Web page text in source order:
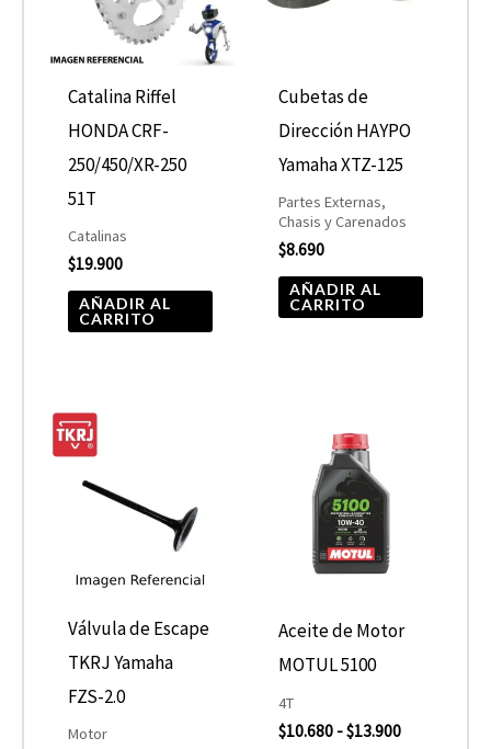
Catalina Riffel
HONDA CRF-
250/450/XR-250
51T
Catalinas
$19.900
AÑADIR AL
CARRITO
Cubetas de
Dirección HAYPO
Yamaha XTZ-125
Partes Externas,
Chasis y Carenados
$8.690
AÑADIR AL
CARRITO
Válvula de Escape
TKRJ Yamaha
FZS-2.0
Motor
Aceite de Motor
MOTUL 5100
4T
$10.680 -$13.900